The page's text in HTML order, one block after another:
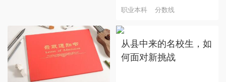
职业本科 分数线
从县中来的名校生，如
何面对新挑战